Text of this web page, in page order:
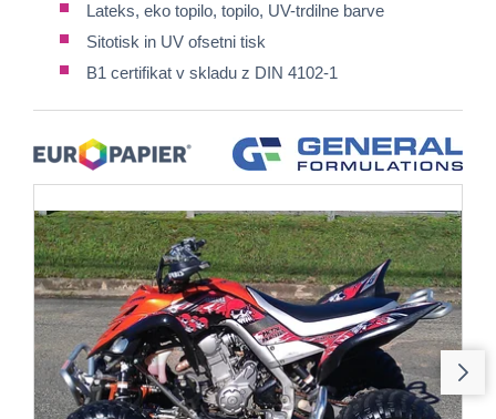
Lateks, eko topilo, topilo, UV-trdilne barve
Sitotisk in UV ofsetni tisk
B1 certifikat v skladu z DIN 4102-1